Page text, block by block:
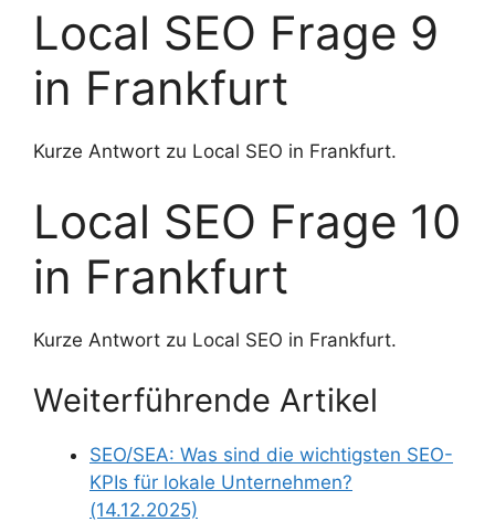
Local SEO Frage 9
in Frankfurt
Kurze Antwort zu Local SEO in Frankfurt.
Local SEO Frage 10
in Frankfurt
Kurze Antwort zu Local SEO in Frankfurt.
Weiterführende Artikel
SEO/SEA: Was sind die wichtigsten SEO-
KPIs für lokale Unternehmen?
(14.12.2025)